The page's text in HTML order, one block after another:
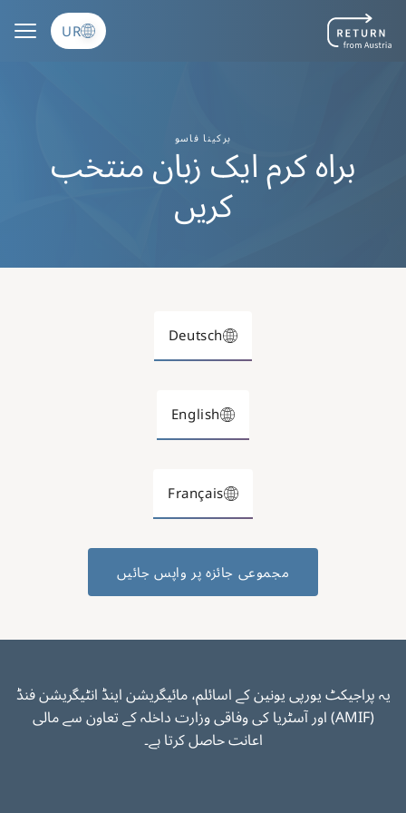
UR
برکینا فاسو
براہ کرم ایک زبان منتخب
کریں
Deutsch
English
Français
مجموعی جائزہ پر واپس جائیں
یہ پراجیکٹ یورپی یونین کے اسائلم، مائیگریشن اینڈ انٹیگریشن فنڈ
(AMIF) اور آسٹریا کی وفاقی وزارت داخلہ کے تعاون سے مالی
اعانت حاصل کرتا ہے۔